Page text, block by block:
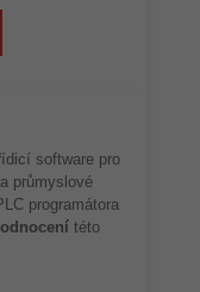
software pro
průmyslové
programátora
této